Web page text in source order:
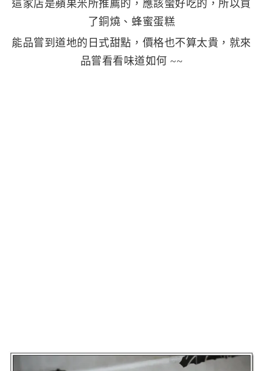
這家店是蘋果米所推薦的，應該蠻好吃的，所以買
了銅燒、蜂蜜蛋糕
能品嘗到道地的日式甜點，價格也不算太貴，就來
品嘗看看味道如何 ~~